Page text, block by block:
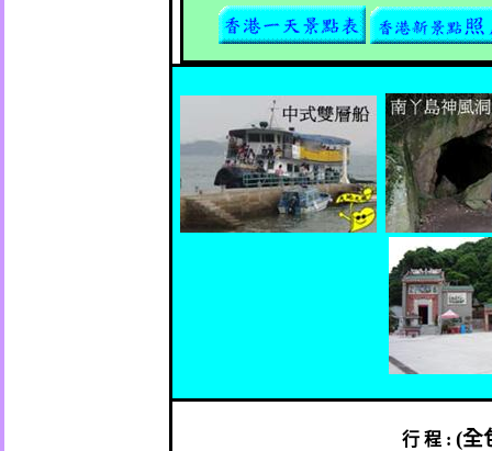
行 程 :(全